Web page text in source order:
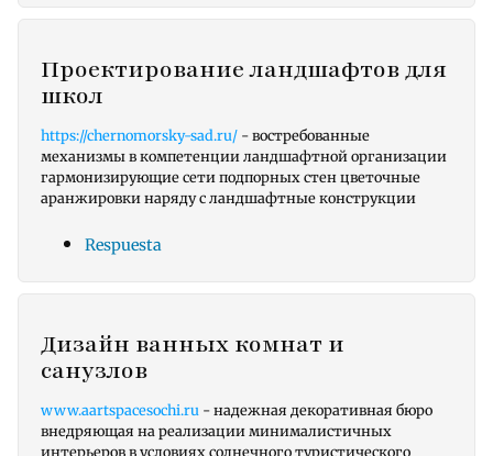
Проектирование ландшафтов для
школ
https://chernomorsky-sad.ru/ - востребованные
механизмы в компетенции ландшафтной организации
гармонизирующие сети подпорных стен цветочные
аранжировки наряду с ландшафтные конструкции
Respuesta
Дизайн ванных комнат и
санузлов
www.aartspacesochi.ru - надежная декоративная бюро
внедряющая на реализации минималистичных
интерьеров в условиях солнечного туристического